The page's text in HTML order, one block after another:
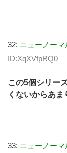
32: ニューノーマ
ID:XqXVfpRQ0
この5個シリー
くないからあま
33: ニューノーマ